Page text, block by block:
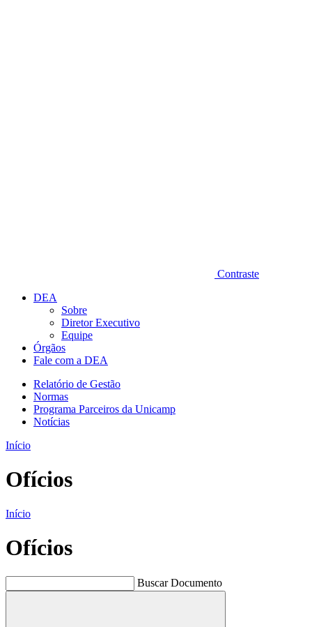
Contraste
DEA
Sobre
Diretor Executivo
Equipe
Órgãos
Fale com a DEA
Relatório de Gestão
Normas
Programa Parceiros da Unicamp
Notícias
Início
Ofícios
Início
Ofícios
Buscar Documento